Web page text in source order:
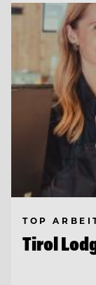
TOP
Tirol